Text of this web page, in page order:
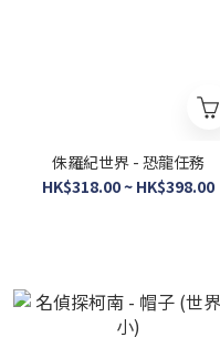
侏羅紀世界 - 恐龍任務
HK$318.00 ~ HK$398.00